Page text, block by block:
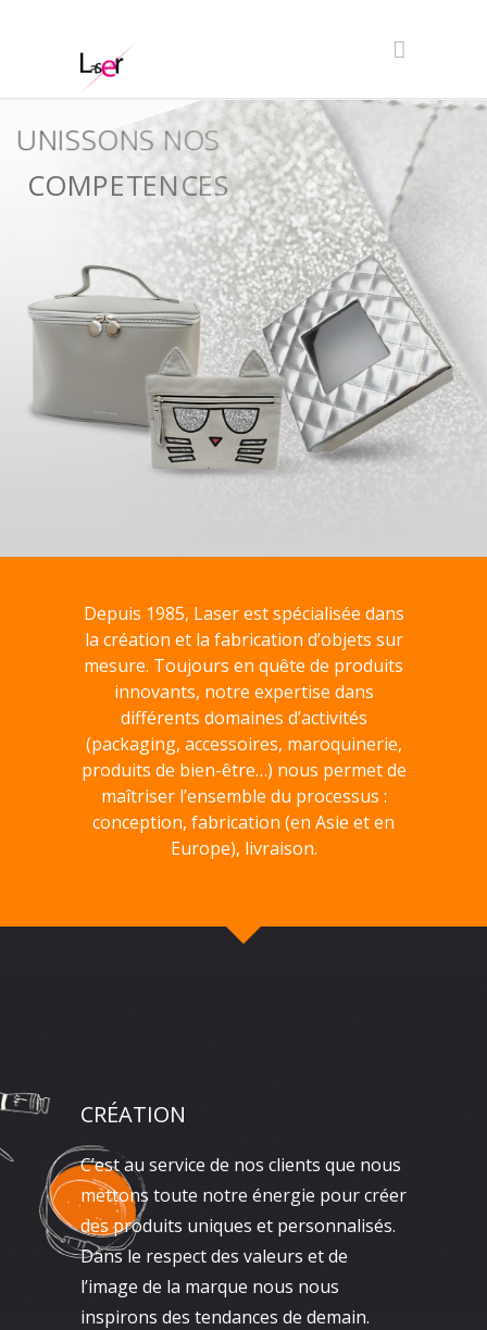
COMPETENCES
UNISSONS NOS
Depuis 1985, Laser est spécialisée dans
la création et la fabrication d’objets sur
mesure. Toujours en quête de produits
innovants, notre expertise dans
différents domaines d’activités
(packaging, accessoires, maroquinerie,
produits de bien-être…) nous permet de
maîtriser l’ensemble du processus :
conception, fabrication (en Asie et en
Europe), livraison.
CRÉATION
C’est au service de nos clients que nous
mettons toute notre énergie pour créer
des produits uniques et personnalisés.
Dans le respect des valeurs et de
l’image de la marque nous nous
inspirons des tendances de demain.